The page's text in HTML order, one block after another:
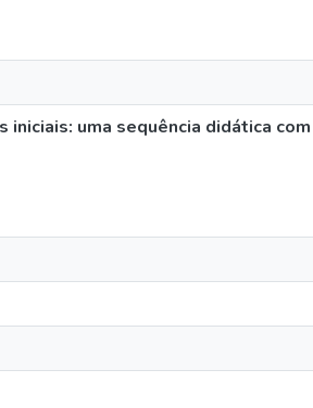
uma sequência didática